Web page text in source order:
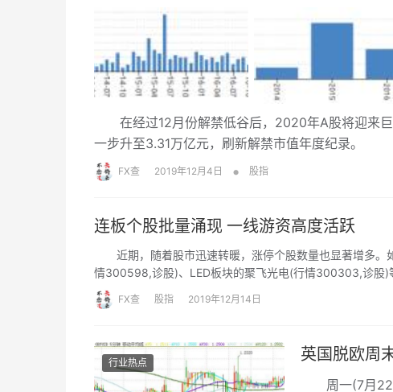
在经过12月份解禁低谷后，2020年A股将迎来
一步升至3.31万亿元，刷新解禁市值年度纪录。
FX查 2019年12月4日 • 股指
连板个股批量涌现 一线游资高度活跃
近期，随着股市迅速转暖，涨停个股数量也显著增多。
情300598,诊股)、LED板块的聚飞光电(行情300303,诊股)
然不愿放过当前机会。交易所披露的龙虎榜显示，年内上榜
FX查 股指 2019年12月14日
行业热点 英国脱欧周
周一(7月22日